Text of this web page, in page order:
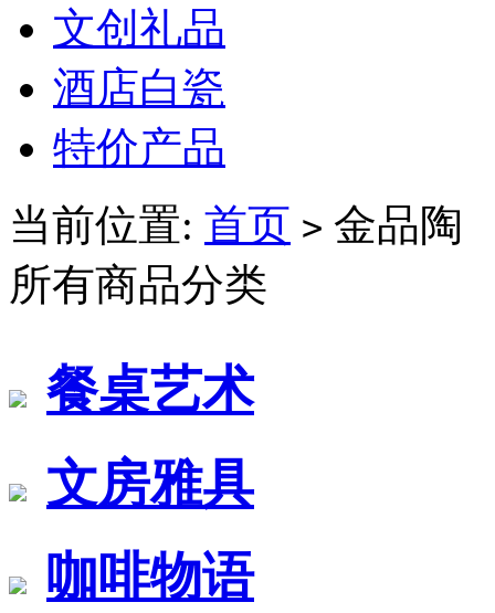
文创礼品
酒店白瓷
特价产品
当前位置: 首页 > 金品陶
所有商品分类
餐桌艺术
文房雅具
咖啡物语